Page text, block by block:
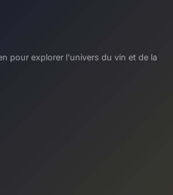
pour explorer l'univers du vin et de la